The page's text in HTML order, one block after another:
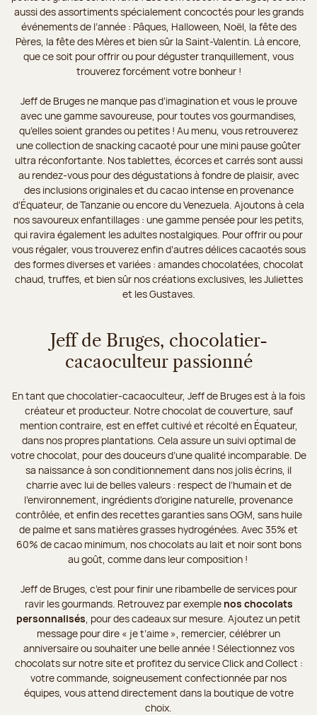
aussi des assortiments spécialement concoctés pour les grands
événements de l’année : Pâques, Halloween, Noël, la fête des
Pères, la fête des Mères et bien sûr la Saint-Valentin. Là encore,
que ce soit pour offrir ou pour déguster tranquillement, vous
trouverez forcément votre bonheur !
Jeff de Bruges ne manque pas d’imagination et vous le prouve
avec une gamme savoureuse, pour toutes vos gourmandises,
qu’elles soient grandes ou petites ! Au menu, vous retrouverez
une collection de snacking cacaoté pour une mini pause goûter
ultra réconfortante. Nos tablettes, écorces et carrés sont aussi
au rendez-vous pour des dégustations à fondre de plaisir, avec
des inclusions originales et du cacao intense en provenance
d’Équateur, de Tanzanie ou encore du Venezuela. Ajoutons à cela
nos savoureux enfantillages : une gamme pensée pour les petits,
qui ravira également les adultes nostalgiques. Pour offrir ou pour
vous régaler, vous trouverez enfin d’autres délices cacaotés sous
des formes diverses et variées : amandes chocolatées, chocolat
chaud, truffes, et bien sûr nos créations exclusives, les Juliettes
et les Gustaves.
Jeff de Bruges, chocolatier-
cacaoculteur passionné
En tant que chocolatier-cacaoculteur, Jeff de Bruges est à la fois
créateur et producteur. Notre chocolat de couverture, sauf
mention contraire, est en effet cultivé et récolté en Équateur,
dans nos propres plantations. Cela assure un suivi optimal de
votre chocolat, pour des douceurs d’une qualité incomparable. De
sa naissance à son conditionnement dans nos jolis écrins, il
charrie avec lui de belles valeurs : respect de l’humain et de
l’environnement, ingrédients d’origine naturelle, provenance
contrôlée, et enfin des recettes garanties sans OGM, sans huile
de palme et sans matières grasses hydrogénées. Avec 35% et
60% de cacao minimum, nos chocolats au lait et noir sont bons
au goût, comme dans leur composition !
Jeff de Bruges, c’est pour finir une ribambelle de services pour
ravir les gourmands. Retrouvez par exemple nos chocolats
personnalisés , pour des cadeaux sur mesure. Ajoutez un petit
message pour dire « je t’aime », remercier, célébrer un
anniversaire ou souhaiter une belle année ! Sélectionnez vos
chocolats sur notre site et profitez du service Click and Collect :
votre commande, soigneusement confectionnée par nos
équipes, vous attend directement dans la boutique de votre
choix.